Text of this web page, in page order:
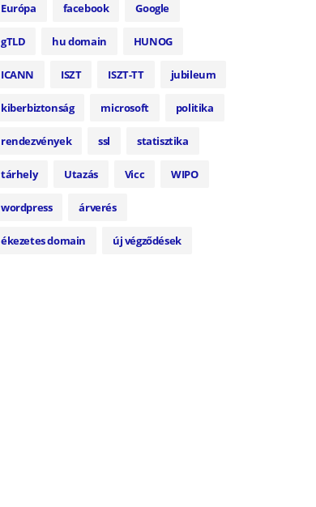
Európa facebook Google
gTLD hu domain HUNOG
ICANN ISZT ISZT-TT jubileum
kiberbiztonság microsoft politika
rendezvények ssl statisztika
tárhely Utazás Vicc WIPO
wordpress árverés
ékezetes domain új végződések